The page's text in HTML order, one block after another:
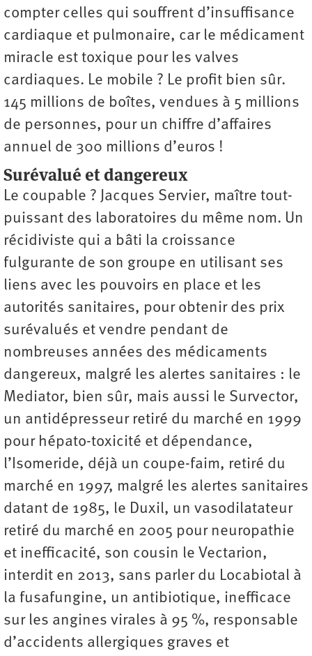
compter celles qui souffrent d’insuffisance
cardiaque et pulmonaire, car le médicament
miracle est toxique pour les valves
cardiaques. Le mobile ? Le profit bien sûr.
145 millions de boîtes, vendues à 5 millions
de personnes, pour un chiffre d’affaires
annuel de 300 millions d’euros !
Surévalué et dangereux
Le coupable ? Jacques Servier, maître tout-
puissant des laboratoires du même nom. Un
récidiviste qui a bâti la croissance
fulgurante de son groupe en utilisant ses
liens avec les pouvoirs en place et les
autorités sanitaires, pour obtenir des prix
surévalués et vendre pendant de
nombreuses années des médicaments
dangereux, malgré les alertes sanitaires : le
Mediator, bien sûr, mais aussi le Survector,
un antidépresseur retiré du marché en 1999
pour hépato-toxicité et dépendance,
l’Isomeride, déjà un coupe-faim, retiré du
marché en 1997, malgré les alertes sanitaires
datant de 1985, le Duxil, un vasodilatateur
retiré du marché en 2005 pour neuropathie
et inefficacité, son cousin le Vectarion,
interdit en 2013, sans parler du Locabiotal à
la fusafungine, un antibiotique, inefficace
sur les angines virales à 95 %, responsable
d’accidents allergiques graves et